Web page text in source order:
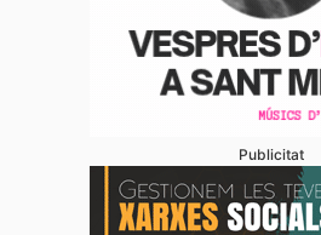
Publicitat